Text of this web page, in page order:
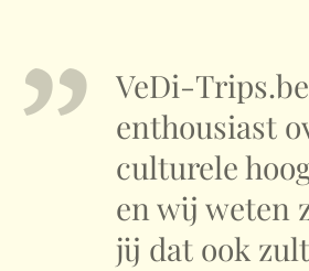
VeDi-
enthousiast
culturele
en wij weten
jij dat ook